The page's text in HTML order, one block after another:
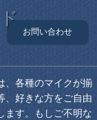
お問い合わせ
、各種のマイクが揃
、好きな方をご自由
ます。もしご不明な